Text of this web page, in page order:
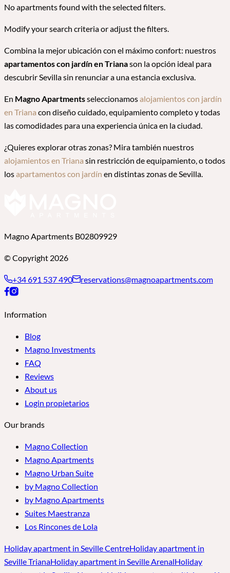
No apartments found with the selected filters.
Modify your search criteria or adjust the filters.
Combina la mejor ubicación con el máximo confort: nuestros
apartamentos con jardín en Trianason la opción ideal para
descubrir Sevilla sin renunciar a una estancia exclusiva.
En Magno Apartmentsseleccionamosalojamientos con jardín
en Triana con diseño cuidado, equipamiento completo y todas
las comodidades para una experiencia única en la ciudad.
¿Quieres explorar otras zonas? Mira también nuestros
alojamientos en Triana sin restricción de equipamiento, o todos
losapartamentos con jardín en distintas zonas de Sevilla.
Magno Apartments B02809929
© Copyright 2026
+34 691 537 490 reservations@magnoapartments.com
Information
Blog
Magno Investments
FAQ
Reviews
About us
Login propietarios
Our brands
Magno Collection
Magno Apartments
Magno Urban Suite
by Magno Collection
by Magno Apartments
Suites Maestranza
Los Rincones de Lola
Holiday apartment in Seville CentreHoliday apartment in
Seville TrianaHoliday apartment in Seville ArenalHoliday